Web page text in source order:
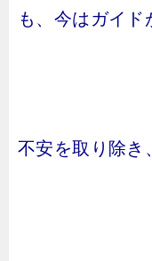
も、今はガイド
不安を取り除き